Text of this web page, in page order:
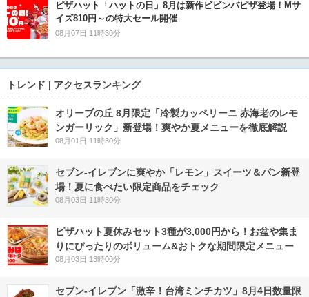
ピザハット「ハットの日」8月は新作ビビンバピザ登場！Mサ
イズ810円～の特大セール開催
08月07日 11時30分
トレンド | アクセスランキング
オリーブの丘 8月限定「冷製カッペリーニ 赤海老のレモ
ンガーリック」新登場！爽やか夏メニューを徹底解説
08月01日 11時30分
セブン‐イレブンに爽やか「レモン」スイーツ＆パン新登
場！夏に食べたい限定商品をチェック
08月03日 11時30分
ピザハット夏休みセット3種が3,000円から！お盆や集ま
りにぴったりのボリューム&おトクな期間限定メニュー
08月03日 13時00分
セブン-イレブン「激辛！台湾ミンチカツ」8月4日数量限